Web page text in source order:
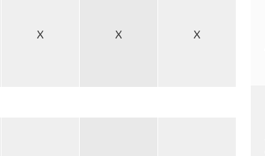
X X X